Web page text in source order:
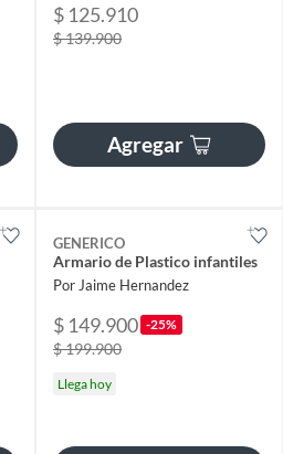
$ 125.910
$ 139.900
Agregar
GENERICO
Armario de Plastico infantiles
Por Jaime Hernandez
$ 149.900 -25%
$ 199.900
Llega hoy